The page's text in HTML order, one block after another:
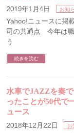
2019年1月4日 お知
Yahoo!ニュースに掲
司の共通点 今年は職
う
続きを読む
水車でJAZZを奏
ったことが50代で
ュース
2018年12月22日 お